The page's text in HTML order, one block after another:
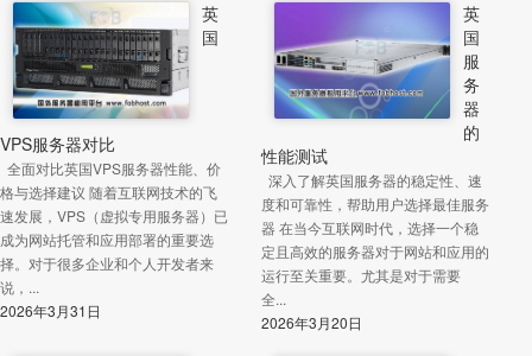
英
国
VPS服务器对比
全面对比英国VPS服务器性能、价
格与选择建议 随着互联网技术的飞
速发展，VPS（虚拟专用服务器）已
成为网站托管和应用部署的重要选
择。对于很多企业和个人开发者来
说，...
2026年3月31日
英
国
服
务
器
的
性能测试
深入了解英国服务器的稳定性、速
度和可靠性，帮助用户选择最佳服务
器 在当今互联网时代，选择一个稳
定且高效的服务器对于网站和应用的
运行至关重要。尤其是对于需要
全...
2026年3月20日